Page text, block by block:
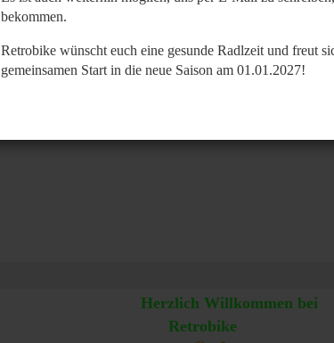
bekommen.
Retrobike wünscht euch eine gesunde Radlzeit und freut
gemeinsamen Start in die neue Saison am 01.01.2027!
Herzlich Willkommen bei
Retrobike